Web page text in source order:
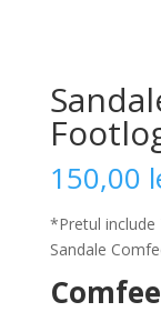
150,00
*Pretul include
Sandale